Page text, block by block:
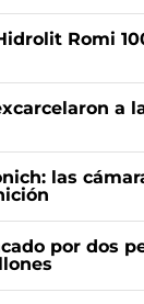
Romi
a
las
por dos